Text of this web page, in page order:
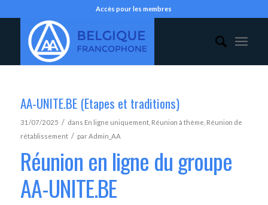
Accès pour les membres
AA-UNITE.BE (Etapes et traditions)
31/07/2025 / dans En ligne uniquement, Réunion à thème Réunion de
rétablissement / parAdmin_AA
Réunion en ligne du groupe
AA-UNITE.BE